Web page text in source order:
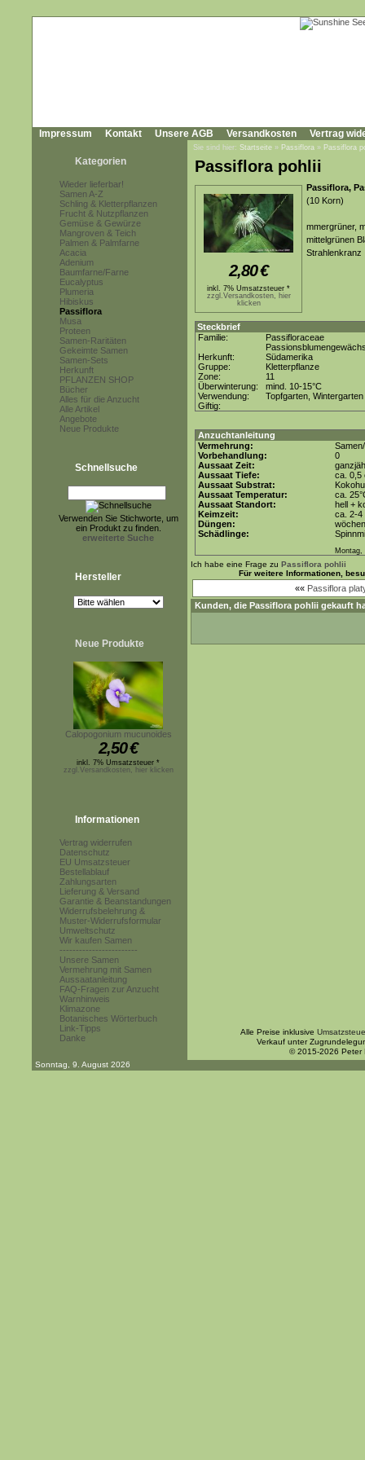
Impressum Kontakt Unsere AGB Versandkosten Vertrag
Kategorien
Wieder lieferbar!
Samen A-Z
Schling & Kletterpflanzen
Frucht & Nutzpflanzen
Gemüse & Gewürze
Mangroven & Teich
Palmen & Palmfarne
Acacia
Adenium
Baumfarne/Farne
Eucalyptus
Plumeria
Hibiskus
Passiflora
Musa
Proteen
Samen-Raritäten
Gekeimte Samen
Samen-Sets
Herkunft
PFLANZEN SHOP
Bücher
Alles für die Anzucht
Alle Artikel
Angebote
Neue Produkte
Schnellsuche
Verwenden Sie Stichworte, um
ein Produkt zu finden.
erweiterte Suche
Hersteller
Neue Produkte
Calopogonium mucunoides
2,50€
inkl. 7% Umsatzsteuer *
zzgl.Versandkosten, hier klicken
Informationen
Vertrag widerrufen
Datenschutz
EU Umsatzsteuer
Bestellablauf
Zahlungsarten
Lieferung & Versand
Garantie & Beanstandungen
Widerrufsbelehrung &
Muster-Widerrufsformular
Umweltschutz
Wir kaufen Samen
------------------------
Unsere Samen
Vermehrung mit Samen
Aussaatanleitung
FAQ-Fragen zur Anzucht
Warnhinweis
Klimazone
Botanisches Wörterbuch
Link-Tipps
Danke
Sie sind hier: Startseite » Passiflora » Passiflora
Passiflora pohlii
2,80€
inkl. 7% Umsatzsteuer *
zzgl.Versandkosten, hier
klicken
Passiflora,
(10 Korn)
mmergrüner,
mittelgrünen
Strahlenkranz
Steckbrief
Familie:
Passifloraceae
Herkunft:
Südamerika
Gruppe:
Kletterpflanze
Zone:
11
Überwinterung:
mind. 10-15°C
Verwendung:
Topfgarten, Wintergarten
Giftig:
Anzuchtanleitung
Vermehrung:
Vorbehandlung:
0
Aussaat Zeit:
Aussaat Tiefe:
ca. 0,5
Aussaat Substrat:
Aussaat Temperatur:
ca.
Aussaat Standort:
hell +
Keimzeit:
ca. 2-4
Düngen:
Schädlinge:
Montag,
Ich habe eine Frage zu Passiflora pohlii
Für weitere Informationen,
«« Passiflora
Kunden, die Passiflora pohlii gekauft
Alle Preise inklusive
Verkauf unter
© 2015-2026 Peter
Sonntag, 9. August 2026